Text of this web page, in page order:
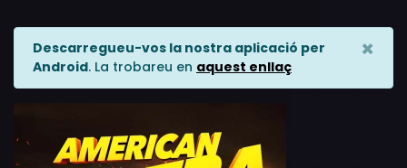
Descarregueu-vos la nostra aplicació per
Android. La trobareu en aquest enllaç
×